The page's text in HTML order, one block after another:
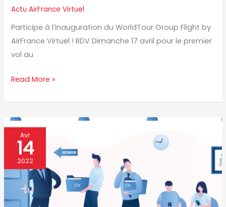
Actu AirFrance Virtuel
Participe à l’inauguration du WorldTour Group Flight by
AirFrance Virtuel ! RDV Dimanche 17 avril pour le premier
vol au
Read More »
Avr
14
2022
AirFrance
Virtuel
recrute